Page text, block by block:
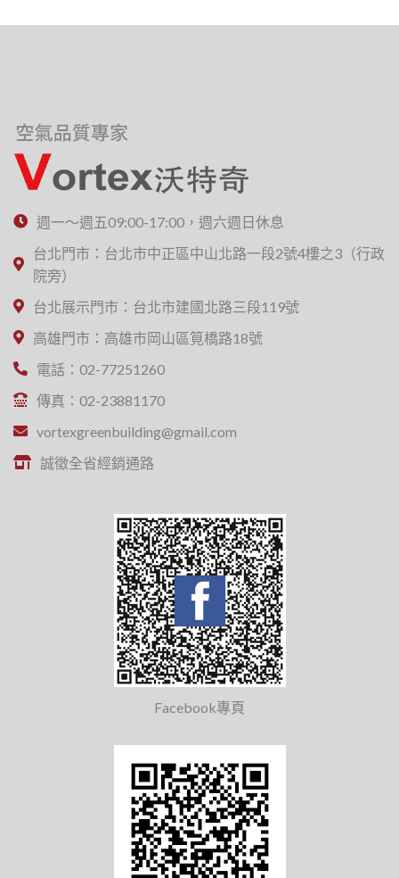
週一～週五09:00-17:00，週六週日休息
台北門市：台北市中正區中山北路一段2號4樓之3（行政
院旁）
台北展示門市：台北市建國北路三段119號
高雄門市：高雄市岡山區筧橋路18號
電話：02-77251260
傳真：02-23881170
vortexgreenbuilding@gmail.com
誠徵全省經銷通路
Facebook專頁